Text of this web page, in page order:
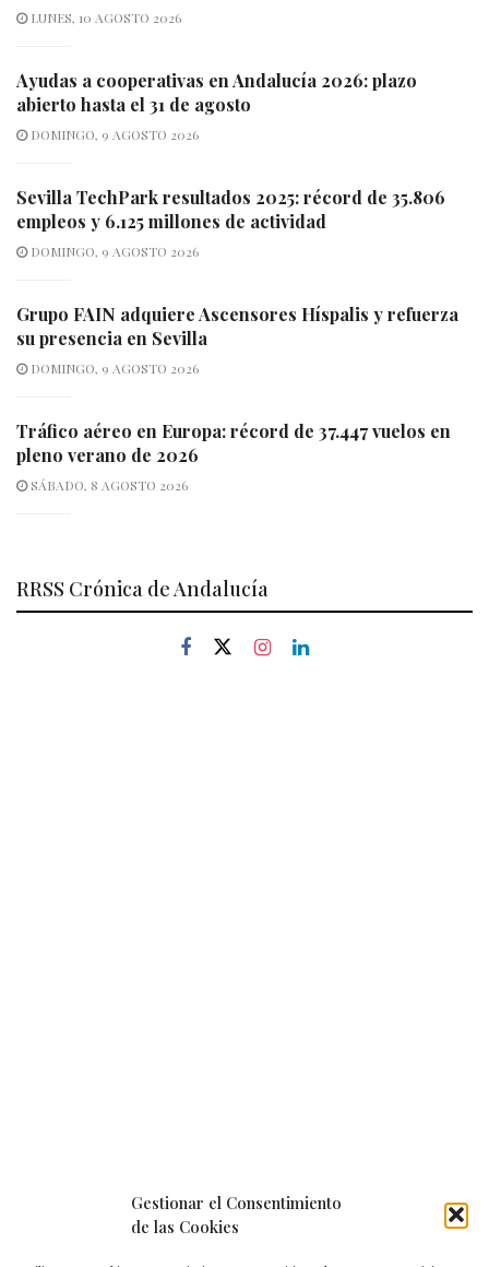
Gestionar el Consentimiento
de las Cookies
LUNES, 10 AGOSTO 2026
Ayudas a cooperativas en Andalucía 2026: plazo
abierto hasta el 31 de agosto
DOMINGO, 9 AGOSTO 2026
Sevilla TechPark resultados 2025: récord de 35.806
empleos y 6.125 millones de actividad
DOMINGO, 9 AGOSTO 2026
Grupo FAIN adquiere Ascensores Híspalis y refuerza
su presencia en Sevilla
DOMINGO, 9 AGOSTO 2026
Tráfico aéreo en Europa: récord de 37.447 vuelos en
pleno verano de 2026
SÁBADO, 8 AGOSTO 2026
RRSS Crónica de Andalucía